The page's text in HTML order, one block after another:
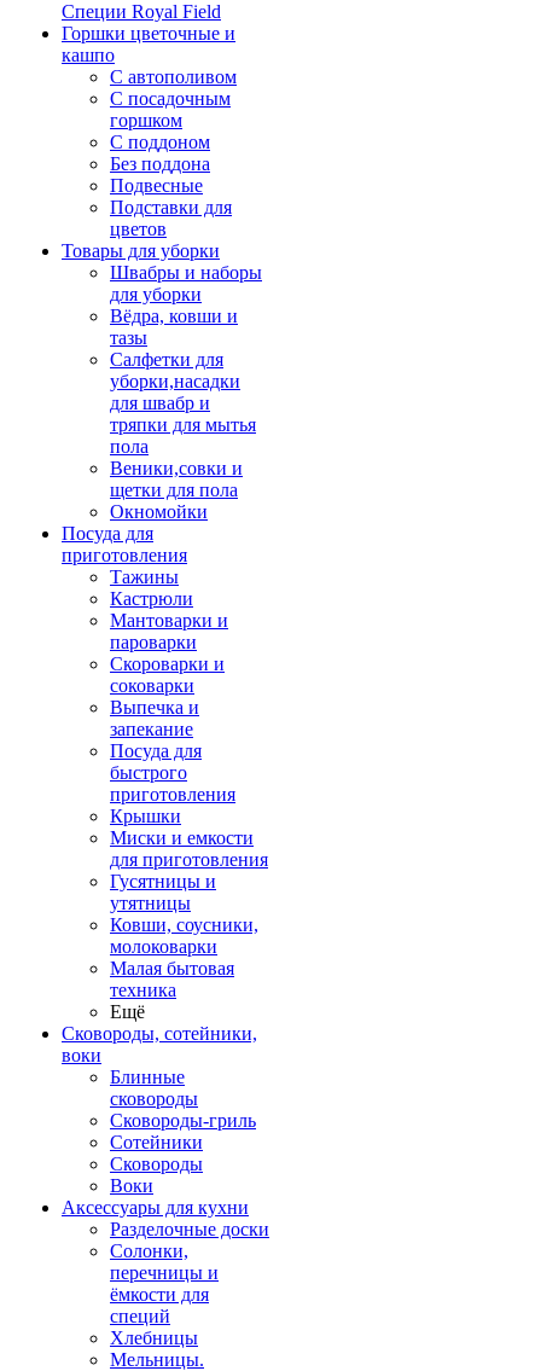
Специи Royal Field
Горшки цветочные и
кашпо
С автополивом
С посадочным
горшком
С поддоном
Без поддона
Подвесные
Подставки для
цветов
Товары для уборки
Швабры и наборы
для уборки
Вёдра, ковши и
тазы
Салфетки для
уборки,насадки
для швабр и
тряпки для мытья
пола
Веники,совки и
щетки для пола
Окномойки
Посуда для
приготовления
Тажины
Кастрюли
Мантоварки и
пароварки
Скороварки и
соковарки
Выпечка и
запекание
Посуда для
быстрого
приготовления
Крышки
Миски и емкости
для приготовления
Гусятницы и
утятницы
Ковши, соусники,
молоковарки
Малая бытовая
техника
Ещё
Сковороды, сотейники,
воки
Блинные
сковороды
Сковороды-гриль
Сотейники
Сковороды
Воки
Аксессуары для кухни
Разделочные доски
Солонки,
перечницы и
ёмкости для
специй
Хлебницы
Мельницы.